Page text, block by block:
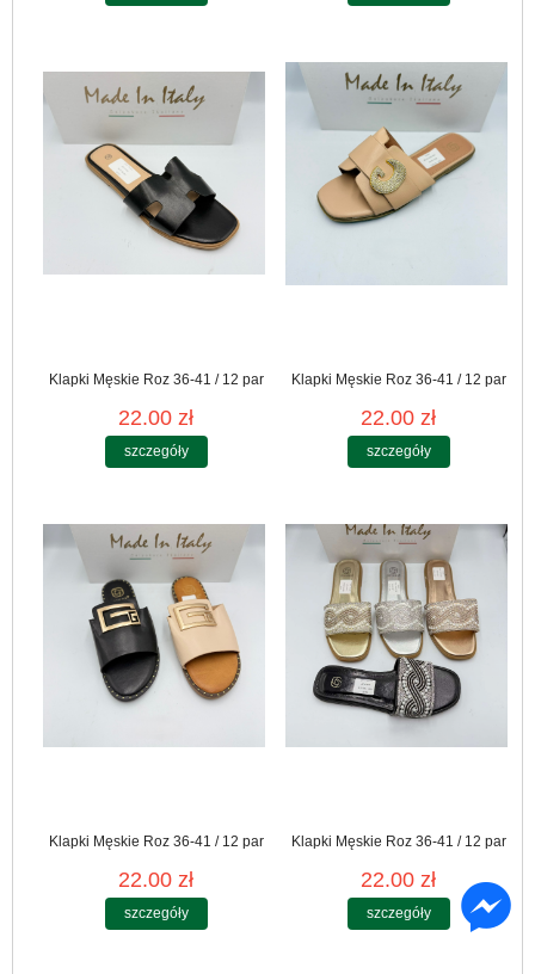
Klapki Męskie Roz 36-41 / 12 par
22.00 zł
szczegóły
Klapki Męskie Roz 36-41 / 12 par
22.00 zł
szczegóły
Klapki Męskie Roz 36-41 / 12 par
22.00 zł
szczegóły
Klapki Męskie Roz 36-41 / 12 par
22.00 zł
szczegóły